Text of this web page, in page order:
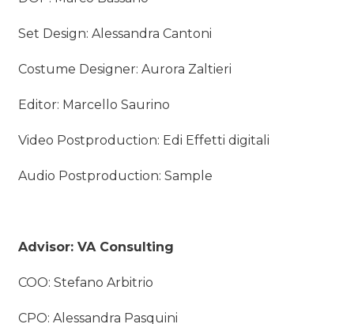
Set Design: Alessandra Cantoni
Costume Designer: Aurora Zaltieri
Editor: Marcello Saurino
Video Postproduction: Edi Effetti digitali
Audio Postproduction: Sample
Advisor: VA Consulting
COO: Stefano Arbitrio
CPO: Alessandra Pasquini